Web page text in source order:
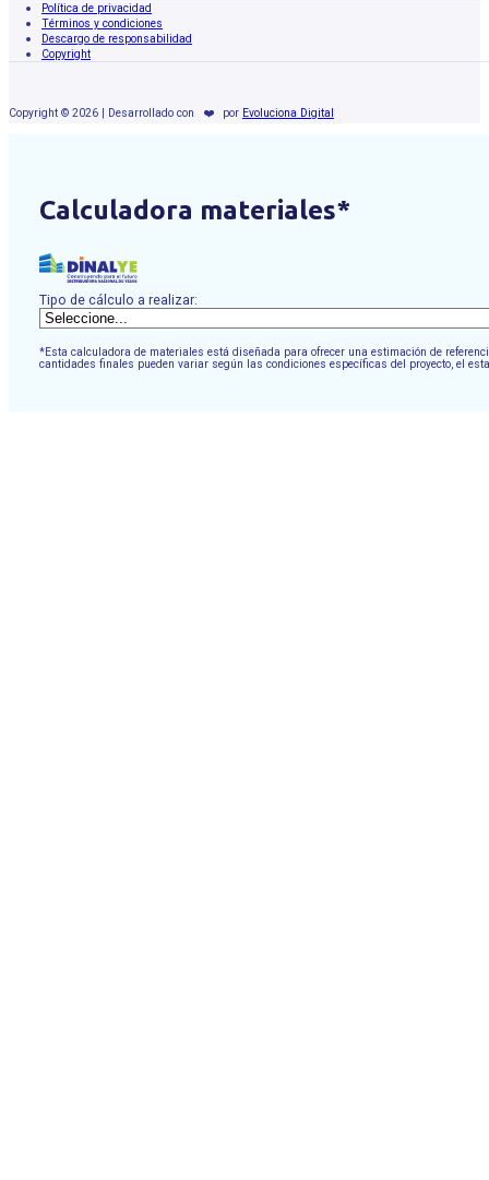
Política de privacidad
Términos y condiciones
Descargo de responsabilidad
Copyright
Copyright © 2026 | Desarrollado con ❤️ por Evoluciona Digital
Calculadora materiales*
Tipo de cálculo a realizar:
*Esta calculadora de materiales está diseñada para ofrecer una estimación de
cantidades finales pueden variar según las condiciones específicas del proyecto, el